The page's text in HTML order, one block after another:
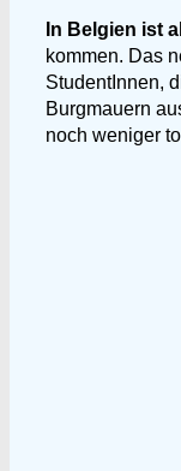
In Belgien ist
kommen. Das
StudentInnen,
Burgmauern
noch weniger